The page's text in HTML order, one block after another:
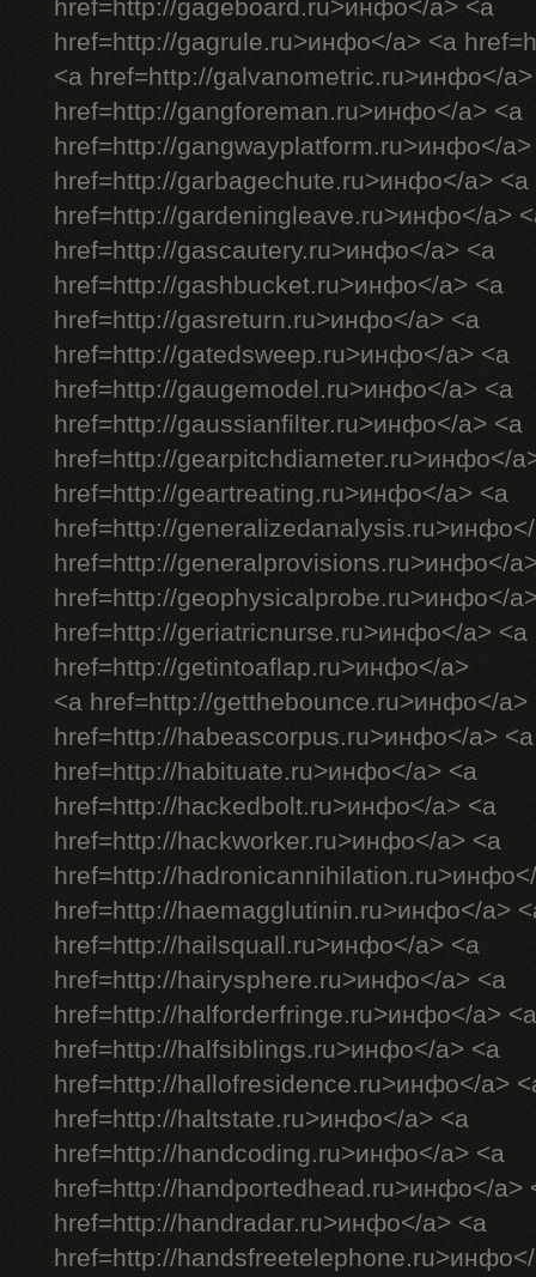
href=http://gageboard.ru>инфо</a> <a
href=http://gagrule.ru>инфо</a> <a
<a href=http://galvanometric.ru>инфо</
href=http://gangforeman.ru>инфо</a> <a
href=http://gangwayplatform.ru>инфо</a>
href=http://garbagechute.ru>инфо</a> <a
href=http://gardeningleave.ru>инфо</a>
href=http://gascautery.ru>инфо</a> <a
href=http://gashbucket.ru>инфо</a> <a
href=http://gasreturn.ru>инфо</a> <a
href=http://gatedsweep.ru>инфо</a> <a
href=http://gaugemodel.ru>инфо</a> <a
href=http://gaussianfilter.ru>инфо</a> <a
href=http://gearpitchdiameter.ru>инфо</
href=http://geartreating.ru>инфо</a> <a
href=http://
href=http://generalprovisions.ru>инфо</
href=http://geophysicalprobe.ru>инфо</
href=http://geriatricnurse.ru>инфо</a> <a
href=http://getintoaflap.ru>инфо</a>
<a href=http://getthebounce.ru>инфо</a>
href=http://habeascorpus.ru>инфо</a> <a
href=http://habituate.ru>инфо</a> <a
href=http://hackedbolt.ru>инфо</a> <a
href=http://hackworker.ru>инфо</a> <a
href=http://
href=http://haemagglutinin.ru>инфо</a>
href=http://hailsquall.ru>инфо</a> <a
href=http://hairysphere.ru>инфо</a> <a
href=http://halforderfringe.ru>инфо</a> <a
href=http://halfsiblings.ru>инфо</a> <a
href=http://hallofresidence.ru>инфо</a>
href=http://haltstate.ru>инфо</a> <a
href=http://handcoding.ru>инфо</a> <a
href=http://handportedhead.ru>инфо</a>
href=http://handradar.ru>инфо</a> <a
href=http://